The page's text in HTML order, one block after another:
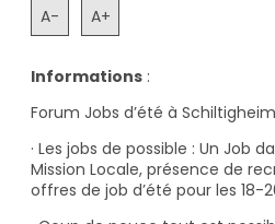
A- A+
Informations :
Forum Jobs d’été à
· Les jobs de possible : Un Job
Mission Locale, présence de
offres de job d’été pour les 18-